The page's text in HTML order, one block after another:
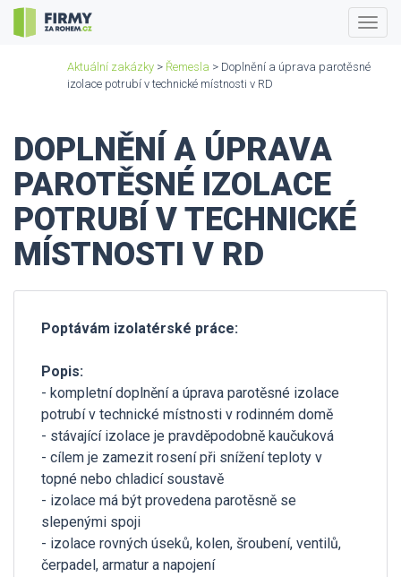
Aktuální zakázky > Řemesla > Doplnění a úprava parotěsné
izolace potrubí v technické místnosti v RD
DOPLNĚNÍ A ÚPRAVA
PAROTĚSNÉ IZOLACE
POTRUBÍ V TECHNICKÉ
MÍSTNOSTI V RD
Poptávám izolatérské práce:
Popis:
- kompletní doplnění a úprava parotěsné izolace
potrubí v technické místnosti v rodinném domě
- stávající izolace je pravděpodobně kaučuková
- cílem je zamezit rosení při snížení teploty v
topné nebo chladicí soustavě
- izolace má být provedena parotěsně se
slepenými spoji
- izolace rovných úseků, kolen, šroubení, ventilů,
čerpadel, armatur a napojení